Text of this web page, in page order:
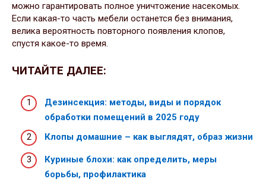
можно гарантировать полное уничтожение насекомых.
Если какая-то часть мебели останется без внимания,
велика вероятность повторного появления клопов,
спустя какое-то время.
ЧИТАЙТЕ ДАЛЕЕ:
Дезинсекция: методы, виды и порядок
обработки помещений в 2025 году
Клопы домашние – как выглядят, образ жизни
Куриные блохи: как определить, меры
борьбы, профилактика